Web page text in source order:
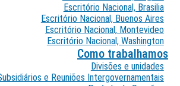
Escritório Nacional, Brasilia
Escritório Nacional, Buenos Aires
Escritório Nacional, Montevideo
Escritório Nacional, Washington
Como trabalhamos
Divisões e unidades
e Reuniões Intergovernamentais